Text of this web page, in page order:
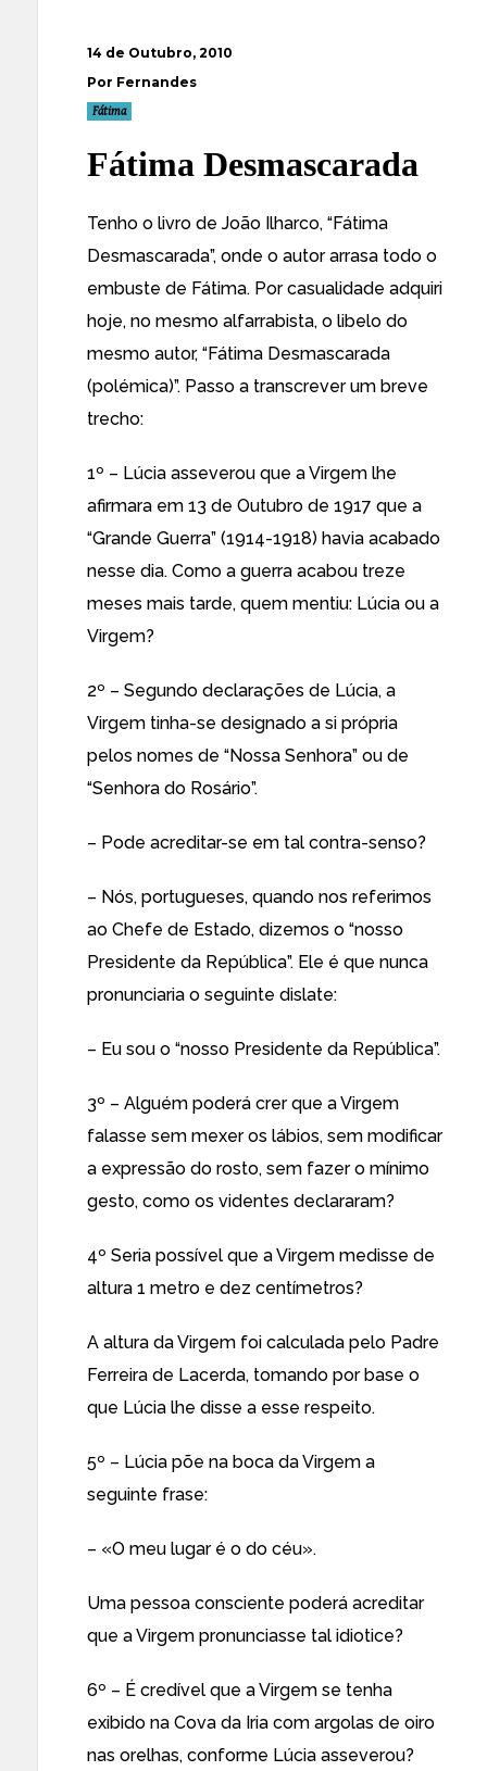
14 de Outubro, 2010
Por Fernandes
Fátima
Fátima Desmascarada
Tenho o livro de João Ilharco, “Fátima
Desmascarada”, onde o autor arrasa todo o
embuste de Fátima. Por casualidade adquiri
hoje, no mesmo alfarrabista, o libelo do
mesmo autor, “Fátima Desmascarada
(polémica)”. Passo a transcrever um breve
trecho:
1º – Lúcia asseverou que a Virgem lhe
afirmara em 13 de Outubro de 1917 que a
“Grande Guerra” (1914-1918) havia acabado
nesse dia. Como a guerra acabou treze
meses mais tarde, quem mentiu: Lúcia ou a
Virgem?
2º – Segundo declarações de Lúcia, a
Virgem tinha-se designado a si própria
pelos nomes de “Nossa Senhora” ou de
“Senhora do Rosário”.
– Pode acreditar-se em tal contra-senso?
– Nós, portugueses, quando nos referimos
ao Chefe de Estado, dizemos o “nosso
Presidente da República”. Ele é que nunca
pronunciaria o seguinte dislate:
– Eu sou o “nosso Presidente da República”.
3º – Alguém poderá crer que a Virgem
falasse sem mexer os lábios, sem modificar
a expressão do rosto, sem fazer o mínimo
gesto, como os videntes declararam?
4º Seria possível que a Virgem medisse de
altura 1 metro e dez centímetros?
A altura da Virgem foi calculada pelo Padre
Ferreira de Lacerda, tomando por base o
que Lúcia lhe disse a esse respeito.
5º – Lúcia põe na boca da Virgem a
seguinte frase:
– «O meu lugar é o do céu».
Uma pessoa consciente poderá acreditar
que a Virgem pronunciasse tal idiotice?
6º – É credível que a Virgem se tenha
exibido na Cova da Iria com argolas de oiro
nas orelhas, conforme Lúcia asseverou?